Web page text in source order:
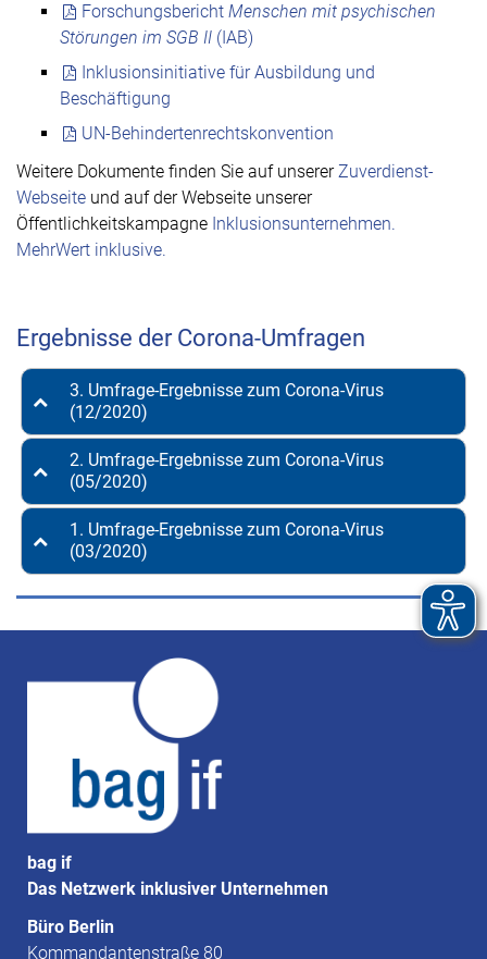
ForschungsberichtMenschen mit psychischen
Störungen im SGB II (IAB)
Inklusionsinitiative für Ausbildung und
Beschäftigung
UN-Behindertenrechtskonvention
Weitere Dokumente finden Sie auf unsererZuverdienst-
Webseite und auf der Webseite unserer
Öffentlichkeitskampagne Inklusionsunternehmen.
MehrWert inklusive.
Ergebnisse der Corona-Umfragen
3. Umfrage-Ergebnisse zum Corona-Virus
(12/2020)
2. Umfrage-Ergebnisse zum Corona-Virus
(05/2020)
1. Umfrage-Ergebnisse zum Corona-Virus
(03/2020)
bag if
Das Netzwerk inklusiver Unternehmen
Büro Berlin
Kommandantenstraße 80